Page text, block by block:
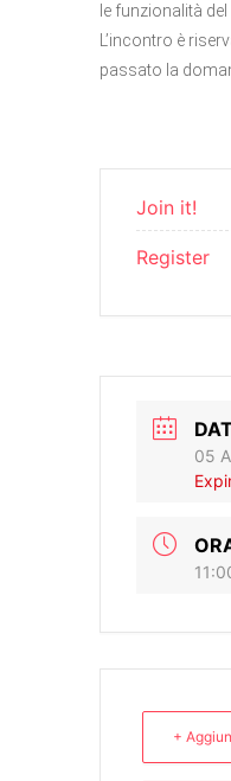
le funzionalità
L’incontro è
passato la
Join it!
Register
05
+